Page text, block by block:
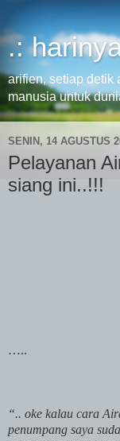
.:
arifien, setiap detik
manusia untuk
SENIN, 14 AGUSTUS
Pelayanan
siang ini..!!!
…..
“.. oke kalau cara
penumpang saya